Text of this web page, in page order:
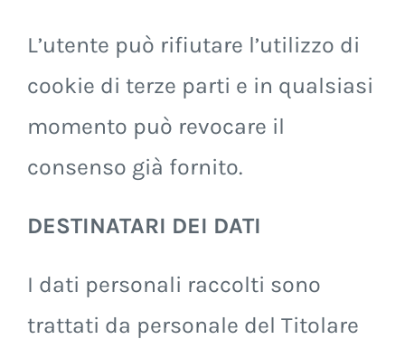
L’utente può rifiutare l’utilizzo di
cookie di terze parti e in qualsiasi
momento può revocare il
consenso già fornito.
DESTINATARI DEI DATI
I dati personali raccolti sono
trattati da personale del Titolare